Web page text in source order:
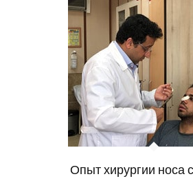
Опыт хирургии носа